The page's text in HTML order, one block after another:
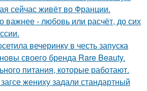
сейчас живёт во Франции.
важнее - любовь или расчёт, до сих
вечеринку в честь запуска
своего бренда Rare Beauty.
питания, которые работают.
жениху задали стандартный